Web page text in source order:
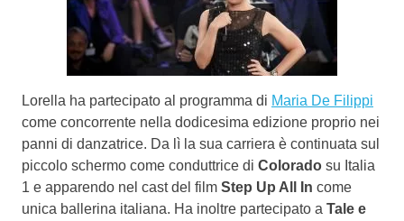
Lorella ha partecipato al programma di Maria De Filippi
come concorrente nella dodicesima edizione proprio nei
panni di danzatrice. Da lì la sua carriera è continuata sul
piccolo schermo come conduttrice di Colorado su Italia
1 e apparendo nel cast del film Step Up All In come
unica ballerina italiana. Ha inoltre partecipato a Tale e